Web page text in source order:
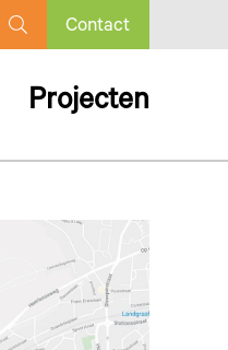
Contact
Projecten